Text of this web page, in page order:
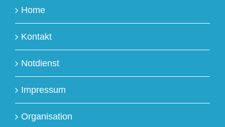
Home
Kontakt
Notdienst
Impressum
Organisation